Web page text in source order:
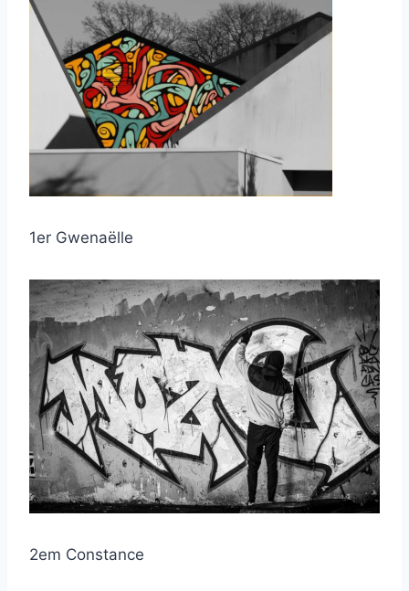
1er Gwenaëlle
2em Constance